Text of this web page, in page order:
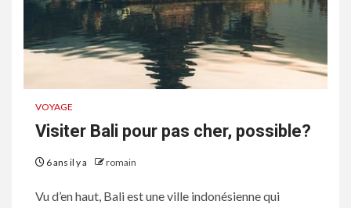
VOYAGE
Visiter Bali pour pas cher, possible?
6 ans il y a romain
Vu d’en haut, Bali est une ville indonésienne qui